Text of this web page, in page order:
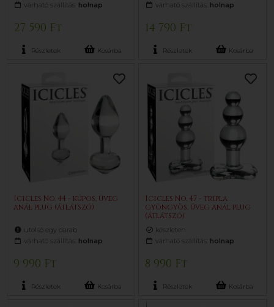
várható szállítás: holnap
27 590 Ft
Részletek Kosárba
várható szállítás: holnap
14 790 Ft
Részletek Kosárba
Icicles No. 44 - kúpos, üveg
anál plug (átlátszó)
utolsó egy darab
várható szállítás: holnap
9 990 Ft
Részletek Kosárba
Icicles No. 47 - tripla
gyöngyös, üveg anál plug
(átlátszó)
készleten
várható szállítás: holnap
8 990 Ft
Részletek Kosárba